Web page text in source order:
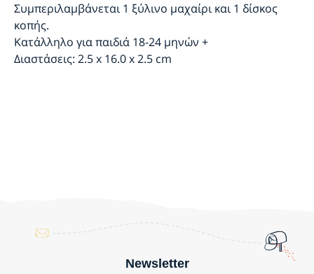
Συμπεριλαμβάνεται 1 ξύλινο μαχαίρι και 1 δίσκος
κοπής.
Κατάλληλο για παιδιά 18-24 μηνών +
Διαστάσεις: 2.5 x 16.0 x 2.5 cm
Newsletter